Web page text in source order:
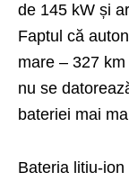
de 145 kW și
Faptul că
mare – 327
nu se
bateriei mai
Bateria litiu-